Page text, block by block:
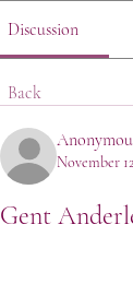
Discussion
Back
November
Gent